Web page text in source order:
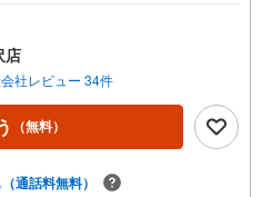
レーションをご提案できます2.物
心にたくさんの情報をご用意して
ト広告前の物件も多数取り揃えて
望エリアをお申し付けください。
ーム、新築請負所沢店の3階はリフ
相談スペースです。一級建築士を
築についてご相談頂けます4.年中
店
社レビュー 34件
（無料）
（通話料無料）